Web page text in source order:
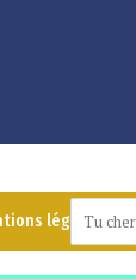
légales